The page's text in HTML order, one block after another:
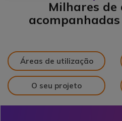
Milhares de
Áreas de utilização
O seu projeto